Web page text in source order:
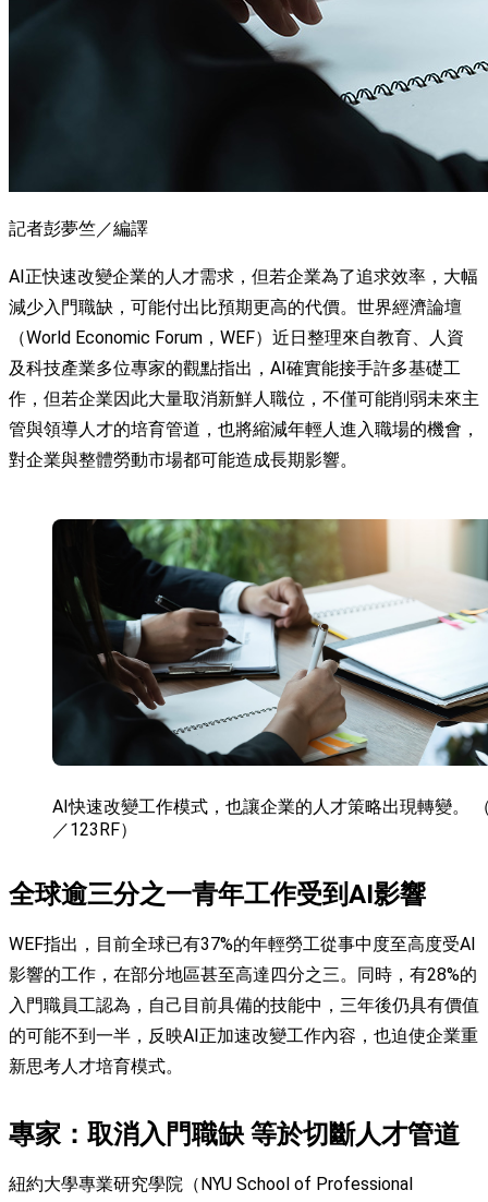
記者彭夢竺／編譯
AI正快速改變企業的人才需求，但若企業為了追求效率，大幅
減少入門職缺，可能付出比預期更高的代價。世界經濟論壇
（World Economic Forum，WEF）近日整理來自教育、人資
及科技產業多位專家的觀點指出，AI確實能接手許多基礎工
作，但若企業因此大量取消新鮮人職位，不僅可能削弱未來主
管與領導人才的培育管道，也將縮減年輕人進入職場的機會，
對企業與整體勞動市場都可能造成長期影響。
AI快速改變工作模式，也讓企業的人才策略出現轉變。
／123RF）
全球逾三分之一青年工作受到AI影響
WEF指出，目前全球已有37%的年輕勞工從事中度至高度受AI
影響的工作，在部分地區甚至高達四分之三。同時，有28%的
入門職員工認為，自己目前具備的技能中，三年後仍具有價值
的可能不到一半，反映AI正加速改變工作內容，也迫使企業重
新思考人才培育模式。
專家：取消入門職缺 等於切斷人才管道
紐約大學專業研究學院（NYU School of Professional